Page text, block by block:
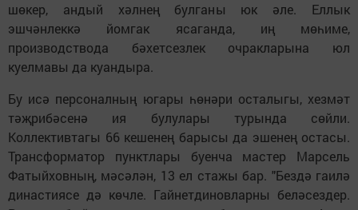
шөкер, андый хәлнең булганы юк әле. Еллык
эшчәнлеккә йомгак ясаганда, иң мөһиме,
производствода бәхетсезлек очракларына юл
куелмавы да куандыра.
Бу исә персоналның югары һөнәри осталыгы, хезмәт
тәҗрибәсенә ия булулары турында сөйли.
Коллективтагы 66 кешенең барысы да эшенең остасы.
Трансформатор пунктлары буенча мастер Марсель
Фатыйховның, мәсәлән, 13 ел стажы бар. "Бездә гаилә
династиясе дә көчле. Гайнетдиновларны беләсездер.